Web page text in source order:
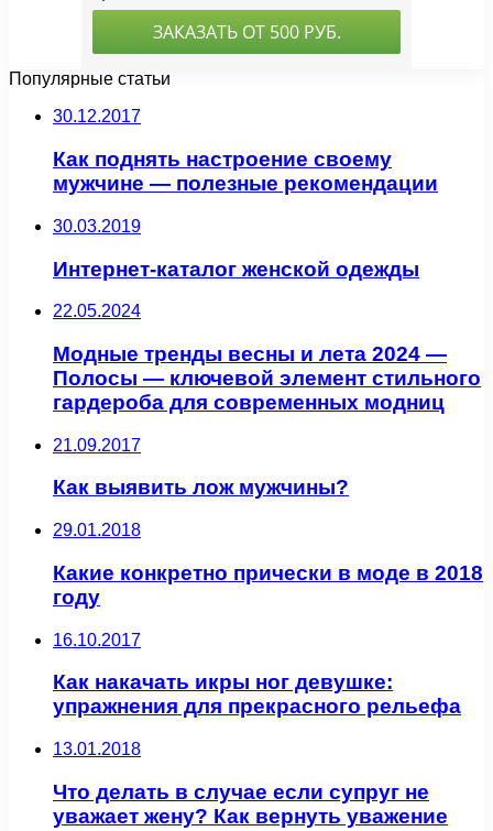
Популярные статьи
30.12.2017
Как поднять настроение своему
мужчине — полезные рекомендации
30.03.2019
Интернет-каталог женской одежды
22.05.2024
Модные тренды весны и лета 2024 —
Полосы — ключевой элемент стильного
гардероба для современных модниц
21.09.2017
Как выявить лож мужчины?
29.01.2018
Какие конкретно прически в моде в 2018
году
16.10.2017
Как накачать икры ног девушке:
упражнения для прекрасного рельефа
13.01.2018
Что делать в случае если супруг не
уважает жену? Как вернуть уважение